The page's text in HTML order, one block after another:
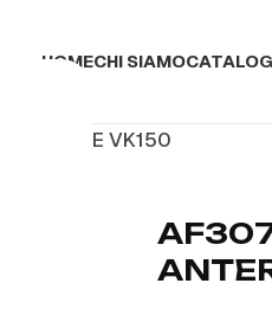
HOMECHI SIAMO
VK150